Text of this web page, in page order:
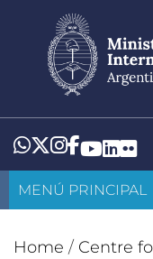
content
Whatsapp
Twitter
Instagram
Facebook
MENÚ PRINCIPAL
Home / Centre